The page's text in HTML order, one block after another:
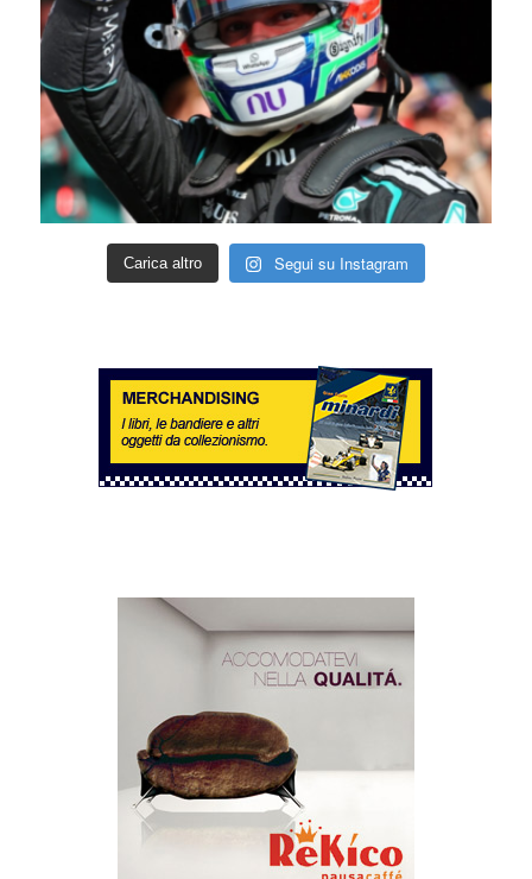
Carica altro Segui su Instagram